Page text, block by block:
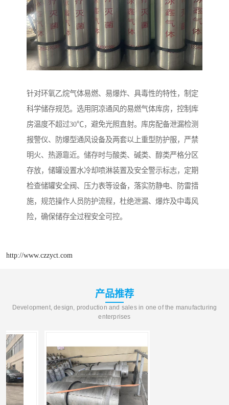
针对环氧乙烷气体易燃、易爆炸、具毒性的特性，制定
科学储存规范。选用阴凉通风的易燃气体库房，控制库
房温度不超过30℃，避免光照直射。库房配备泄漏检测
报警仪、防爆型通风设备及两套以上重型防护服，严禁
明火、热源靠近。储存时与酸类、碱类、醇类严格分区
存放，储罐设置水冷却喷淋装置及安全警示标志，定期
检查储罐安全阀、压力表等设备，落实防静电、防雷措
施，规范操作人员防护流程，杜绝泄漏、爆炸及中毒风
险，确保储存全过程安全可控。
http://www.czzyct.com
产品推荐
Development, design, production and sales in one of the manufacturing
enterprises